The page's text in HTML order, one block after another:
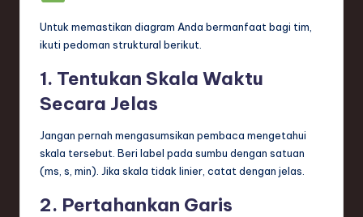
Untuk memastikan diagram Anda bermanfaat bagi tim,
ikuti pedoman struktural berikut.
1. Tentukan Skala Waktu
Secara Jelas
Jangan pernah mengasumsikan pembaca mengetahui
skala tersebut. Beri label pada sumbu dengan satuan
(ms, s, min). Jika skala tidak linier, catat dengan jelas.
2. Pertahankan Garis